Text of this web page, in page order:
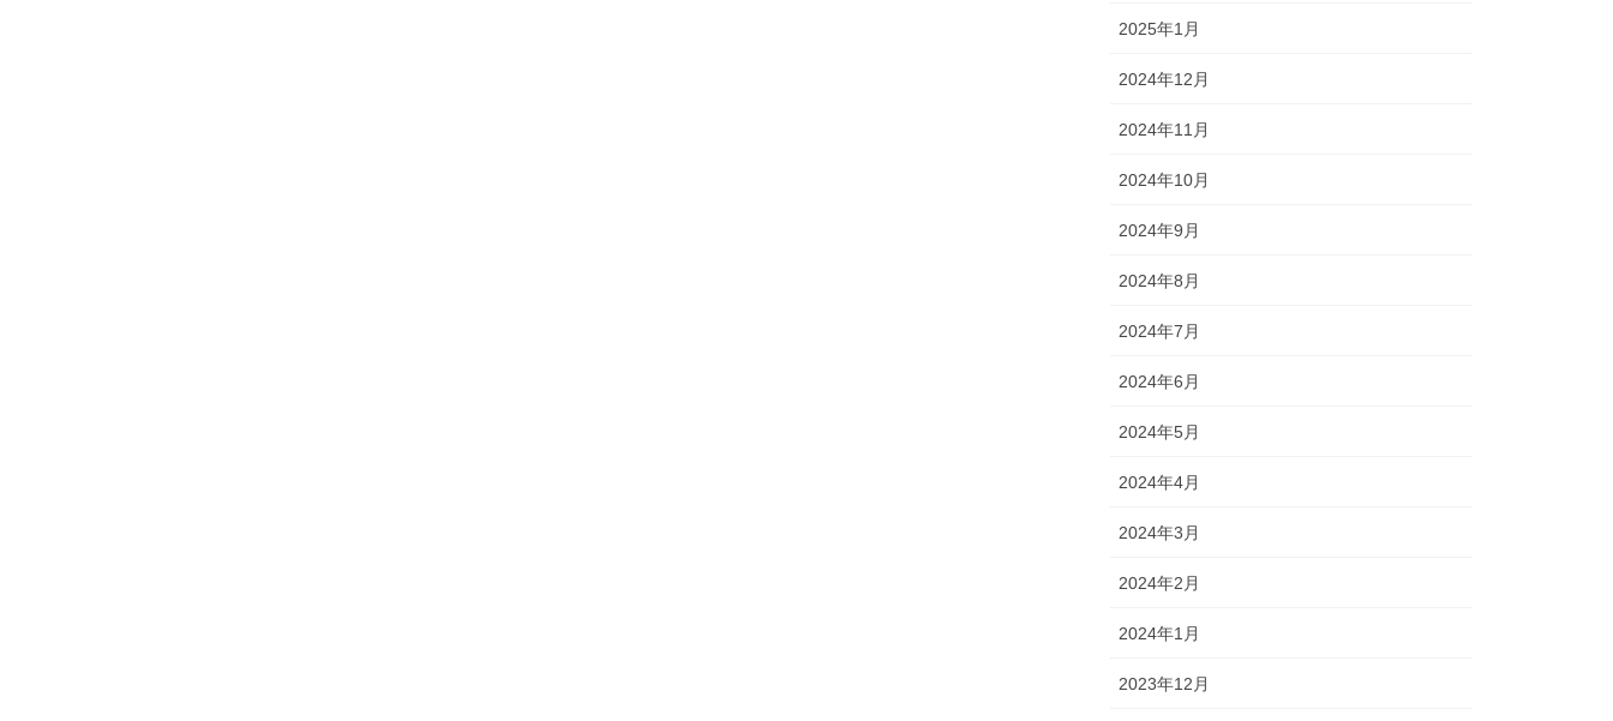
2025年1月
2024年12月
2024年11月
2024年10月
2024年9月
2024年8月
2024年7月
2024年6月
2024年5月
2024年4月
2024年3月
2024年2月
2024年1月
2023年12月